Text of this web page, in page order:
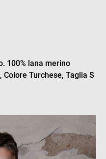
100% lana merino
Turchese, Taglia S